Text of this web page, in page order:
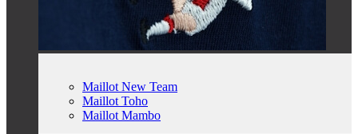
Maillot New Team
Maillot Toho
Maillot Mambo